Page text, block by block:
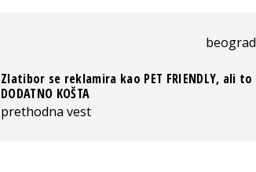
beograd
Zlatibor se reklamira kao PET FRIENDLY, ali to
DODATNO KOŠTA
prethodna vest